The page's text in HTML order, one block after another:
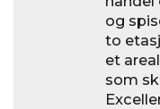
og
to
et
som